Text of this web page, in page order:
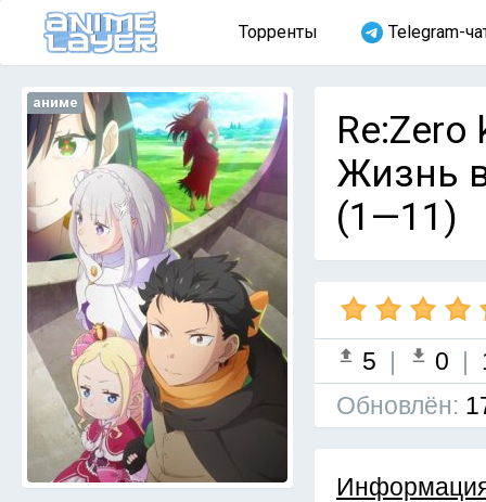
Торренты Telegram-
аниме
Жизнь
(1—11)
5 | 0 |
Обновлён: